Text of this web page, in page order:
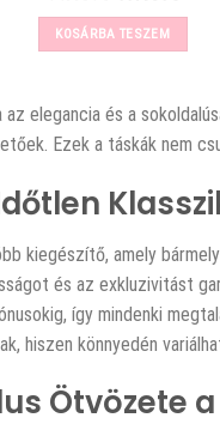
was:
14990 Ft.
KOSÁRBA TESZEM
az elegancia és a
Ezek a táskák nem
kiegészítő, amely
és az exkluzivitást
így mindenki
hiszen könnyedén
Ötvözete